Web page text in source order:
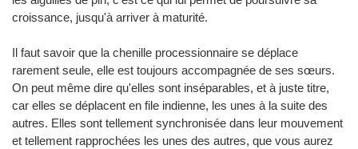
croissance, jusqu'à arriver à maturité.
Il faut savoir que la chenille processionnaire se déplace
rarement seule, elle est toujours accompagnée de ses sœurs.
On peut même dire qu'elles sont inséparables, et à juste titre,
car elles se déplacent en file indienne, les unes à la suite des
autres. Elles sont tellement synchronisée dans leur mouvement
et tellement rapprochées les unes des autres, que vous aurez